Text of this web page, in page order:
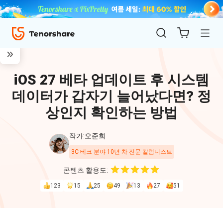
ReiBoot
4uKey
iOS 27 베타 업데이트 후 시스템
데이터가 갑자기 늘어났다면? 정
상인지 확인하는 방법
작가:오준희
3C 테크 분야 10년 차 전문 칼럼니스트
콘텐츠 활용도:
123 15 25 49 13 27 51